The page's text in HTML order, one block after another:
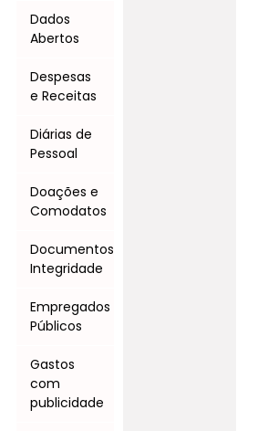
Dados
Abertos
Despesas
e Receitas
Diárias de
Pessoal
Doações e
Comodatos
Documentos
Integridade
Empregados
Públicos
Gastos
com
publicidade